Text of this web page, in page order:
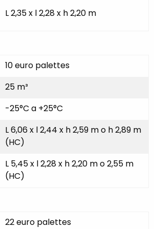
L 2,35 x l 2,28 x h 2,20 m
10 euro palettes
25 m³
-25°C a +25°C
L 6,06 x l 2,44 x h 2,59 m o h 2,89 m
(HC)
L 5,45 x l 2,28 x h 2,20 m o 2,55 m
(HC)
22 euro palettes